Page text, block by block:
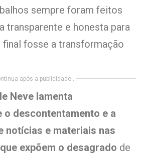
sempre foram feitos
transparente e honesta para
fosse a transformação
após a publicidade..
Neve lamenta
o descontentamento e a
notícias e materiais nas
expõem o desagrado de